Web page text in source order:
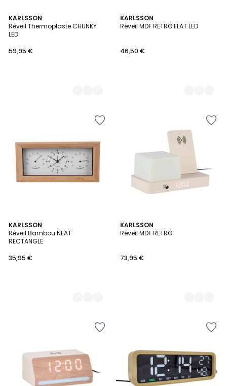
KARLSSON
Réveil Thermoplaste CHUNKY
LED
59,95 €
3
Couleurs
KARLSSON
Réveil MDF RETRO FLAT LED
46,50 €
5
Couleurs
KARLSSON
Réveil Bambou NEAT
RECTANGLE
35,95 €
2
Couleurs
KARLSSON
Réveil MDF RETRO
73,95 €
4
Couleurs